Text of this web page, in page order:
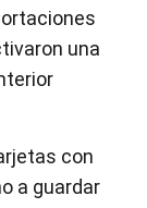
una
con
a guardar